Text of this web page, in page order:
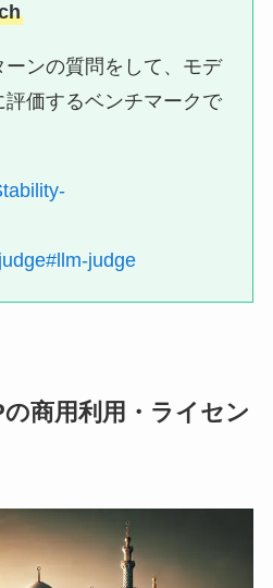
ーンの質問をして、モデ
価するベンチマークで
judge
商用利用・ライセン